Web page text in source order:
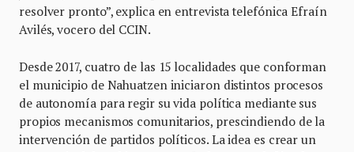
resolver pronto”, explica en entrevista telefónica Efraín
Avilés, vocero del CCIN.
Desde 2017, cuatro de las 15 localidades que conforman
el municipio de Nahuatzen iniciaron distintos procesos
de autonomía para regir su vida política mediante sus
propios mecanismos comunitarios, prescindiendo de la
intervención de partidos políticos. La idea es crear un